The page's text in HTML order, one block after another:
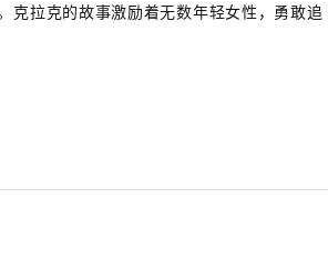
克拉克的故事激励着无数年轻女性，勇敢追